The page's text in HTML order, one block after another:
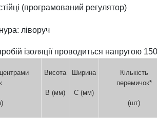
(програмований регулятор)
ліворуч
ізоляції проводиться напругою
Висота
В (мм)
Ширина
С (мм)
Кількість
перемичок*
(шт)